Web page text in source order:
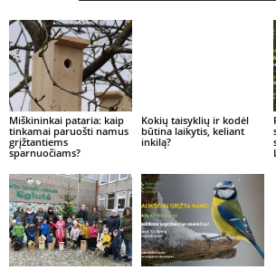
Miškininkai pataria: kaip
tinkamai paruošti namus
grįžtantiems
sparnuočiams?